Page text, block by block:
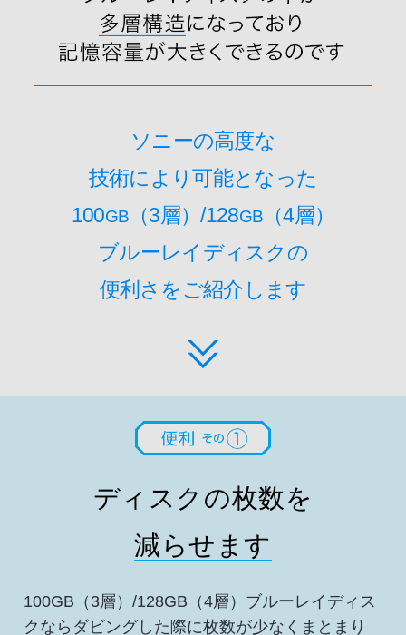
ソニーの高度な
技術により可能となった
100GB （3層）/128GB
（4層）
ブルーレイディスクの
便利さをご紹介します
ディスクの枚数を
減らせます
100GB（3層）/128GB（4層）ブルーレイディス
クなら ダビングした際に枚数が少なくまとまり